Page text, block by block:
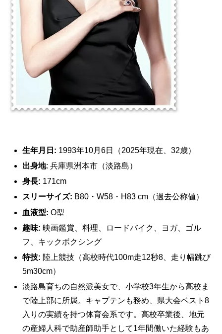
生年月日: 1993年10月6日（2025年現在、32歳）
出身地: 兵庫県洲本市（淡路島）
身長: 171cm
スリーサイズ: B80・W58・H83 cm（過去公称値）
血液型: O型
趣味: 映画鑑賞、料理、ロードバイク、ヨガ、ゴル
フ、キックボクシング
特技: 陸上競技（高校時代100m走12秒8、走り幅跳び
5m30cm）
淡路島育ちの自然派美女で、小学校3年生から高校ま
で陸上部に所属。キャプテンも務め、県大会ベスト8
入りの実績を持つ体育会系です。高校卒業後、地元
の産婦人科で助産師助手として1年間働いた経験もあ